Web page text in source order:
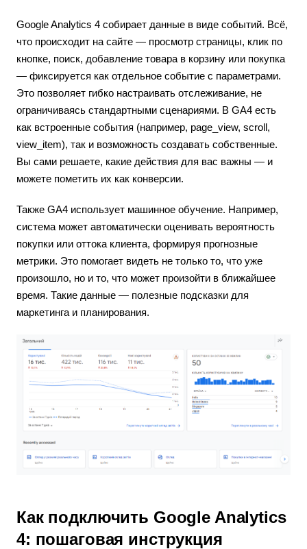
Google Analytics 4 собирает данные в виде событий. Всё,
что происходит на сайте — просмотр страницы, клик по
кнопке, поиск, добавление товара в корзину или покупка
— фиксируется как отдельное событие с параметрами.
Это позволяет гибко настраивать отслеживание, не
ограничиваясь стандартными сценариями. В GA4 есть
как встроенные события (например, page_view, scroll,
view_item), так и возможность создавать собственные.
Вы сами решаете, какие действия для вас важны — и
можете пометить их как конверсии.
Также GA4 использует машинное обучение. Например,
система может автоматически оценивать вероятность
покупки или оттока клиента, формируя прогнозные
метрики. Это помогает видеть не только то, что уже
произошло, но и то, что может произойти в ближайшее
время. Такие данные — полезные подсказки для
маркетинга и планирования.
Как подключить Google Analytics
4: пошаговая инструкция